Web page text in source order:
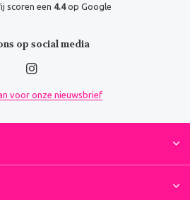
scoren een 4.4op Google
op social media
voor onze nieuwsbrief